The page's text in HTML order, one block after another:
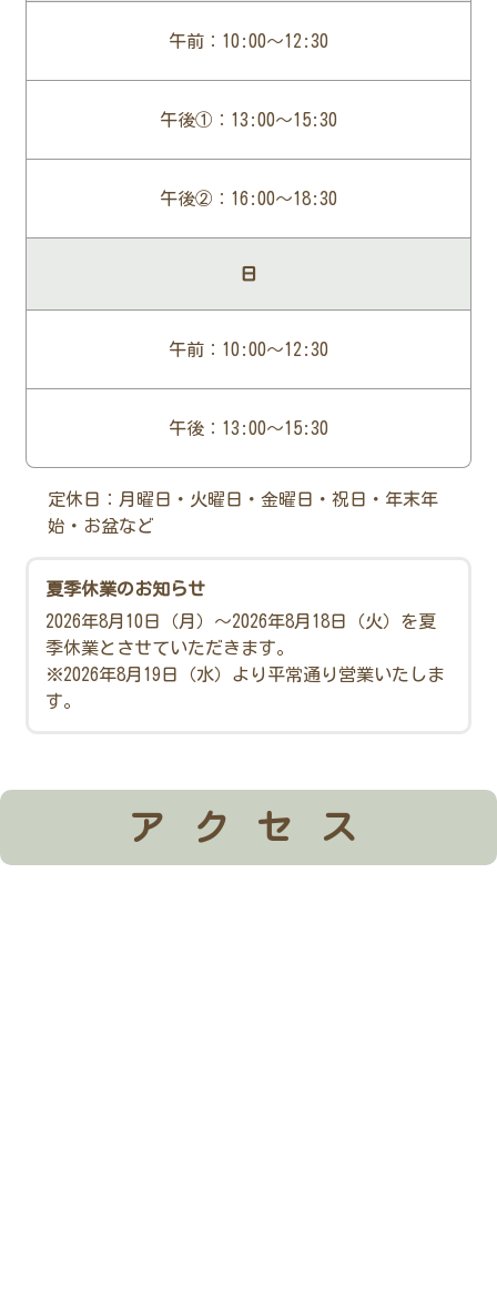
午前：10:00～12:30
午後①：13:00～15:30
午後②：16:00～18:30
日
午前：10:00～12:30
午後：13:00～15:30
定休日：月曜日・火曜日・金曜日・祝日・年末年
始・お盆など
夏季休業のお知らせ
2026年8月10日（月）～2026年8月18日（火）を夏
季休業とさせていただきます。
※2026年8月19日（水）より平常通り営業いたしま
す。
アクセス